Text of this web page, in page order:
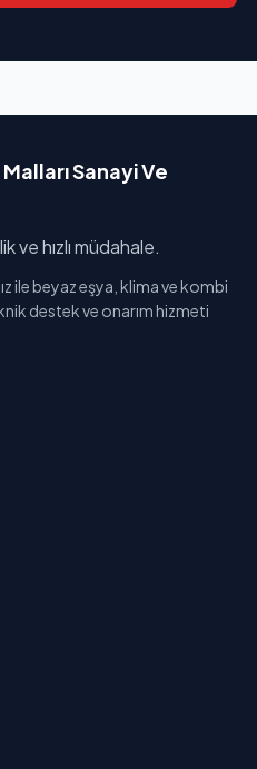
Sanayi Ve
ve hızlı müdahale.
ile beyaz eşya, klima ve kombi
destek ve onarım hizmeti